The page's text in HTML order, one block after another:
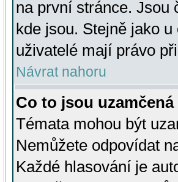
na první stránce. Jsou
kde jsou. Stejně jako
uživatelé mají právo
Návrat nahoru
Co to jsou uzamčená
Témata mohou být
Nemůžete odpovídat
Každé hlasování je